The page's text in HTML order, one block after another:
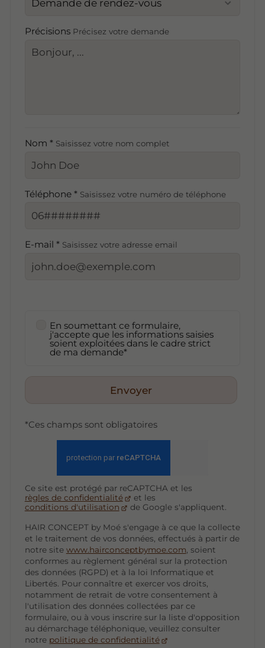
Précisions Précisez votre demande
Nom * Saisissez votre nom complet
Téléphone * Saisissez votre numéro de téléphone
E-mail * Saisissez votre adresse email
En soumettant ce formulaire,
j'accepte que les informations saisies
soient exploitées dans le cadre strict
de ma demande*
Envoyer
*Ces champs sont obligatoires
Ce site est protégé par reCAPTCHA et les
règles de confidentialité
et les
conditions d'utilisation
de Google s'appliquent.
HAIR CONCEPT by Moé s'engage à ce que la collecte
et le traitement de vos données, effectués à partir de
notre site www.hairconceptbymoe.com, soient
conformes au règlement général sur la protection
des données (RGPD) et à la loi Informatique et
Libertés. Pour connaître et exercer vos droits,
notamment de retrait de votre consentement à
l'utilisation des données collectées par ce
formulaire, ou à vous inscrire sur la liste d'opposition
au démarchage téléphonique, veuillez consulter
notre politique de confidentialité